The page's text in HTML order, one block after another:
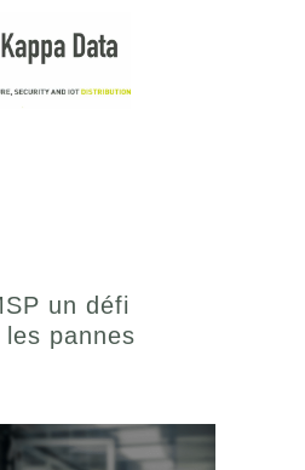
un défi
pannes